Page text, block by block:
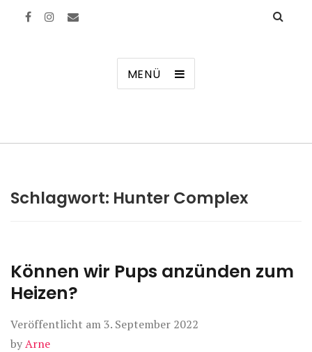
MENÜ
Schlagwort: Hunter Complex
Können wir Pups anzünden zum
Heizen?
Veröffentlicht am 3. September 2022
byArne